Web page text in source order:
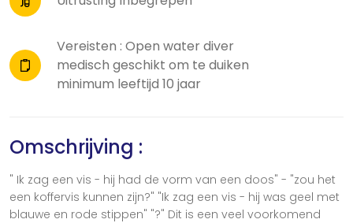
Vereisten : Open water diver
medisch geschikt om te duiken
minimum leeftijd 10 jaar
Omschrijving :
" Ik zag een vis - hij had de vorm van een doos" - "zou het
een koffervis kunnen zijn?" "Ik zag een vis - hij was geel met
blauwe en rode stippen" "?" Dit is een veel voorkomend